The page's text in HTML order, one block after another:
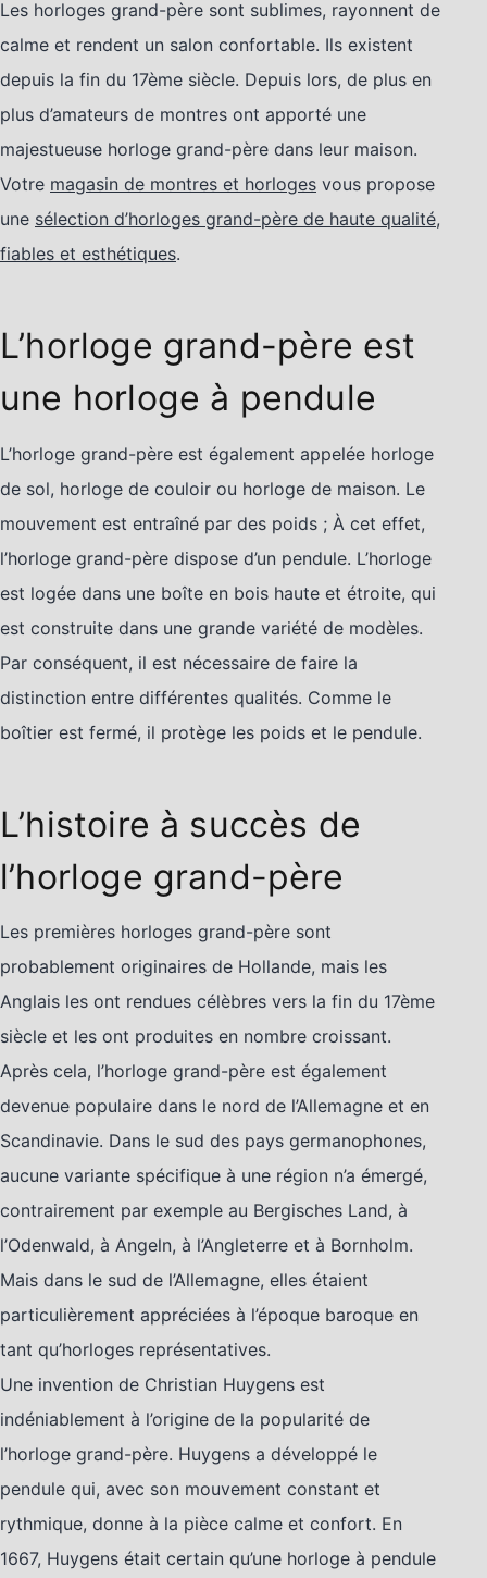
Les horloges grand-père sont sublimes, rayonnent de
calme et rendent un salon confortable. Ils existent
depuis la fin du 17ème siècle. Depuis lors, de plus en
plus d’amateurs de montres ont apporté une
majestueuse horloge grand-père dans leur maison.
Votre magasin de montres et horloges vous propose
une sélection d’horloges grand-père de haute qualité,
fiables et esthétiques.
L’horloge grand-père est
une horloge à pendule
L’horloge grand-père est également appelée horloge
de sol, horloge de couloir ou horloge de maison. Le
mouvement est entraîné par des poids ; À cet effet,
l’horloge grand-père dispose d’un pendule. L’horloge
est logée dans une boîte en bois haute et étroite, qui
est construite dans une grande variété de modèles.
Par conséquent, il est nécessaire de faire la
distinction entre différentes qualités. Comme le
boîtier est fermé, il protège les poids et le pendule.
L’histoire à succès de
l’horloge grand-père
Les premières horloges grand-père sont
probablement originaires de Hollande, mais les
Anglais les ont rendues célèbres vers la fin du 17ème
siècle et les ont produites en nombre croissant.
Après cela, l’horloge grand-père est également
devenue populaire dans le nord de l’Allemagne et en
Scandinavie. Dans le sud des pays germanophones,
aucune variante spécifique à une région n’a émergé,
contrairement par exemple au Bergisches Land, à
l’Odenwald, à Angeln, à l’Angleterre et à Bornholm.
Mais dans le sud de l’Allemagne, elles étaient
particulièrement appréciées à l’époque baroque en
tant qu’horloges représentatives.
Une invention de Christian Huygens est
indéniablement à l’origine de la popularité de
l’horloge grand-père. Huygens a développé le
pendule qui, avec son mouvement constant et
rythmique, donne à la pièce calme et confort. En
1667, Huygens était certain qu’une horloge à pendule